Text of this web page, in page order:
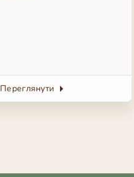
Переглянути